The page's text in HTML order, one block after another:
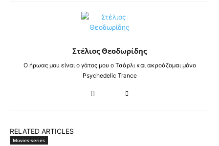
Στέλιος Θεοδωρίδης
Ο ήρωας μου είναι ο γάτος μου ο Τσάρλι και ακροάζομαι μόνο
Psychedelic Trance
RELATED ARTICLES
Movies-series